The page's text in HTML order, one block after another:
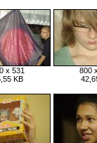
x 531
KB
800